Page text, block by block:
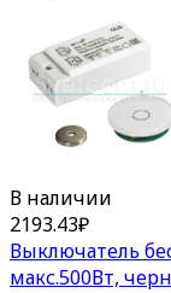
В наличии
2193.43₽
Выключатель
макс.500Вт,